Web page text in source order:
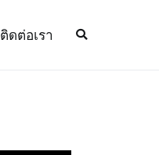
ติดต่อเรา